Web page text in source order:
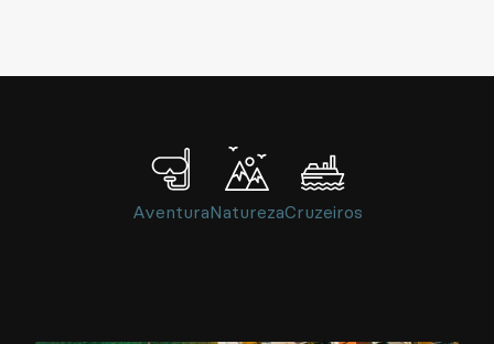
AventuraNaturezaCruzeiros